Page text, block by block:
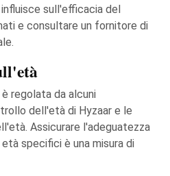
sull'efficacia del
e consultare un fornitore di
regolata da alcuni
dell'età di Hyzaar e le
Assicurare l'adeguatezza
specifici è una misura di